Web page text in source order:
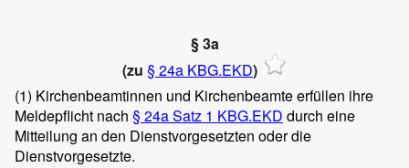
§ 3a
(zu § 24a KBG.EKD)
(1) Kirchenbeamtinnen und Kirchenbeamte erfüllen ihre
Meldepflicht nach § 24a Satz 1 KBG.EKD durch eine
Mitteilung an den Dienstvorgesetzten oder die
Dienstvorgesetzte.